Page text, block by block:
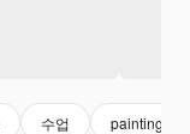
수업 painting